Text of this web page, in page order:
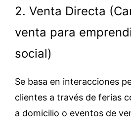
2. Venta Directa
venta para
social)
Se basa en interacciones
clientes a través de ferias
a domicilio o eventos de